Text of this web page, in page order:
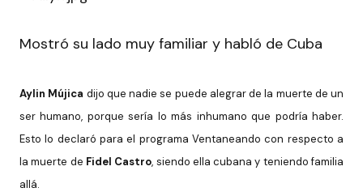
Mostró su lado muy familiar y habló de Cuba
Aylin Mújica dijo que nadie se puede alegrar de la muerte de un
ser humano, porque sería lo más inhumano que podría haber.
Esto lo declaró para el programa Ventaneando con respecto a
la muerte de Fidel Castro, siendo ella cubana y teniendo familia
allá.